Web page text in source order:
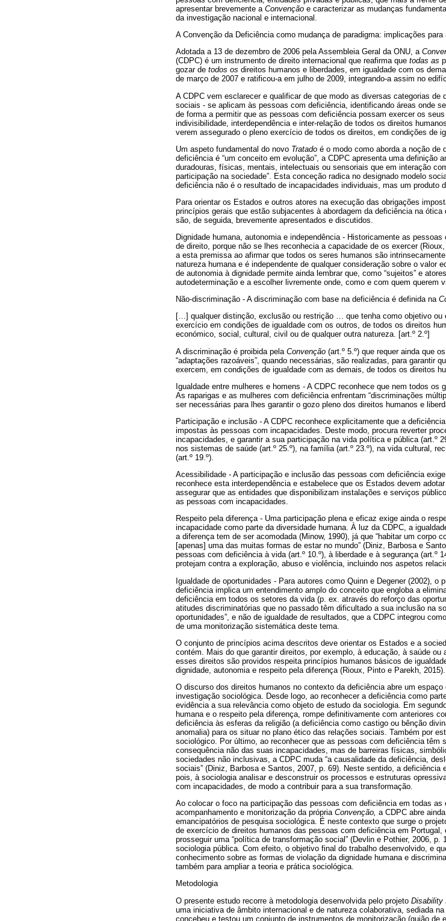
apresentar brevemente a Convenção e caracterizar as mudanças
da investigação nacional e internacional.
A Convenção da Deficiência como mudança de paradigma: implicações
Adotada a 13 de dezembro de 2006 pela Assembleia Geral da ONU, a
(CDPC) é um instrumento de direito internacional que reafirma que todas as
gozar de todos os direitos humanos e liberdades, em igualdade com os
de março de 2007 e ratificou-a em julho de 2009, integrando-a assim no
A CDPC vem esclarecer e qualificar de que modo as diversas categorias
sociais - se aplicam às pessoas com deficiência, identificando áreas onde
de forma a permitir que as pessoas com deficiência possam exercer os
indivisibilidade, interdependência e inter-relação de todos os direitos
verem assegurado o pleno exercício de todos os direitos, em condições de
Um aspeto fundamental do novo Tratado é o modo como aborda a noção de
deficiência é “um conceito em evolução”, a CDPC apresenta uma definição
duradouras, físicas, mentais, intelectuais ou sensoriais que em interação
participação na sociedade”. Esta conceção radica no designado modelo
deficiência não é o resultado de incapacidades individuais, mas um produto
Para orientar os Estados e outros atores na execução das obrigações
princípios gerais que estão subjacentes à abordagem da deficiência na
são, de seguida, brevemente apresentados e discutidos.
Dignidade humana, autonomia e independência - Historicamente as
de direito, porque não se lhes reconhecia a capacidade de os exercer
a esta premissa ao afirmar que todos os seres humanos são
natureza humana e é independente de qualquer consideração sobre o valor
de autonomia à dignidade permite ainda lembrar que, como “sujeitos” e
autodeterminação e a escolher livremente onde, como e com quem querem
Não-discriminação - A discriminação com base na deficiência é definida na
[…] qualquer distinção, exclusão ou restrição … que tenha como objetivo ou
exercício em condições de igualdade com os outros, de todos os direitos
económico, social, cultural, civil ou de qualquer outra natureza. [art.º 2.º]
A discriminação é proibida pela Convenção (art.º 5.º) que requer ainda que
“adaptações razoáveis”, quando necessárias, são realizadas, para garantir
exercem, em condições de igualdade com as demais, de todos os direitos
Igualdade entre mulheres e homens - A CDPC reconhece que nem todos os
As raparigas e as mulheres com deficiência enfrentam “discriminações
ser necessárias para lhes garantir o gozo pleno dos direitos humanos e
Participação e inclusão - A CDPC reconhece explicitamente que a
impostas às pessoas com incapacidades. Deste modo, procura reverter
incapacidades, e garantir a sua participação na vida política e pública (art.º
nos sistemas de saúde (art.º 25.º), na família (art.º 23.º), na vida cultural,
(art.º 19.º).
Acessibilidade - A participação e inclusão das pessoas com deficiência
reconhece esta interdependência e estabelece que os Estados devem
assegurar que as entidades que disponibilizam instalações e serviços
as pessoas com incapacidades.
Respeito pela diferença - Uma participação plena e eficaz exige ainda o
incapacidade como parte da diversidade humana. À luz da CDPC, a
a diferença tem de ser acomodada (Minow, 1990), já que “habitar um
[apenas] uma das muitas formas de estar no mundo” (Diniz, Barbosa e
pessoas com deficiência à vida (art.º 10.º), à liberdade e à segurança (art.º
protejam contra a exploração, abuso e violência, incluindo nos aspetos
Igualdade de oportunidades - Para autores como Quinn e Degener (2002),
deficiência implica um entendimento amplo do conceito que engloba a
deficiência em todos os setores da vida (p. ex. através do reforço das
atitudes discriminatórias que no passado têm dificultado a sua inclusão na
oportunidades”, e não de igualdade de resultados, que a CDPC integrou
de uma monitorização sistemática deste tema.
O conjunto de princípios acima descritos deve orientar os Estados e a
contém. Mais do que garantir direitos, por exemplo, à educação, à saúde
esses direitos são providos respeita princípios humanos básicos de
dignidade, autonomia e respeito pela diferença (Rioux, Pinto e Parekh, 2015).
O discurso dos direitos humanos no contexto da deficiência abre um
investigação sociológica. Desde logo, ao reconhecer a deficiência como
evidência a sua relevância como objeto de estudo da sociologia. Em
humana e o respeito pela diferença, rompe definitivamente com anteriores
deficiência às esferas da religião (a deficiência como castigo ou bênção
anomalia) para os situar no plano ético das relações sociais. Também por
sociológico. Por último, ao reconhecer que as pessoas com deficiência têm
consequência não das suas incapacidades, mas de barreiras físicas,
sociedades não inclusivas, a CDPC muda “a causalidade da deficiência,
sociais” (Diniz, Barbosa e Santos, 2007, p. 69). Neste sentido, a deficiência
pois, à sociologia analisar e desconstruir os processos e estruturas
com incapacidades, de modo a contribuir para a sua transformação.
Ao colocar o foco na participação das pessoas com deficiência em todas
acompanhamento e monitorização da própria Convenção, a CDPC abre
emancipatórios de pesquisa sociológica. É neste contexto que surge o
de exercício de direitos humanos das pessoas com deficiência em
prosseguir uma “política de transformação social” (Devlin e Pothier, 2006,
sociologia pública. Com efeito, o objetivo final do trabalho desenvolvido, e
conhecimento sobre as formas de violação da dignidade humana e
também para ampliar a teoria e prática sociológica.
Metodologia
O presente estudo recorre à metodologia desenvolvida pelo projeto Disability
uma iniciativa de âmbito internacional e de natureza colaborativa, sediada
concebeu e testou um conjunto de instrumentos de monitorização (guião